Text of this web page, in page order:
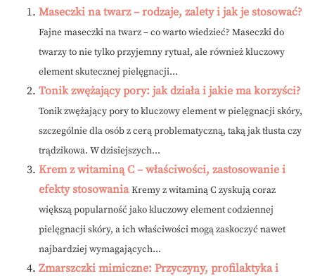
Maseczki na twarz – rodzaje, zalety i jak je stosować?
Fajne maseczki na twarz – co warto wiedzieć? Maseczki do
twarzy to nie tylko przyjemny rytuał, ale również kluczowy
element skutecznej pielęgnacji...
Tonik zwężający pory: jak działa i jakie ma korzyści?
Tonik zwężający pory to kluczowy element w pielęgnacji skóry,
szczególnie dla osób z cerą problematyczną, taką jak tłusta czy
trądzikowa. W dzisiejszych...
Krem z witaminą C – właściwości, zastosowanie i
efekty stosowania Kremy z witaminą C zyskują coraz
większą popularność jako kluczowy element codziennej
pielęgnacji skóry, a ich właściwości mogą zaskoczyć nawet
najbardziej wymagających...
Zmarszczki mimiczne: Przyczyny, profilaktyka i